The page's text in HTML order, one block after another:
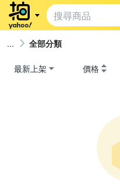
全部分類
最新上架 價格